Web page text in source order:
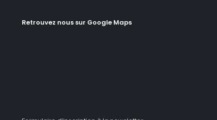
Retrouvez nous sur Google Maps